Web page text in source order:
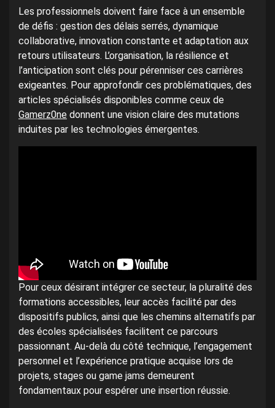
Les professionnels doivent faire face à un ensemble
de défis : gestion des délais serrés, dynamique
collaborative, innovation constante et adaptation aux
retours utilisateurs. L’organisation, la résilience et
l’anticipation sont clés pour pérenniser ces carrières
exigeantes. Pour approfondir ces problématiques, des
articles spécialisés disponibles comme ceux de
Gamerz0ne donnent une vision claire des mutations
induites par les technologies émergentes.
Pour ceux désirant intégrer ce secteur, la pluralité des
formations accessibles, leur accès facilité par des
dispositifs publics, ainsi que les chemins alternatifs par
des écoles spécialisées facilitent ce parcours
passionnant. Au-delà du côté technique, l’engagement
personnel et l’expérience pratique acquise lors de
projets, stages ou game jams demeurent
fondamentaux pour espérer une insertion réussie.